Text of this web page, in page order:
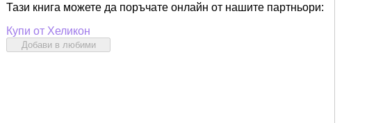
Тази книга можете да поръчате онлайн от нашите партньори:
Купи от Хеликон
Добави в любими